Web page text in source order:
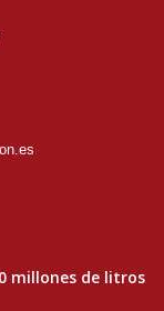
millones de litros